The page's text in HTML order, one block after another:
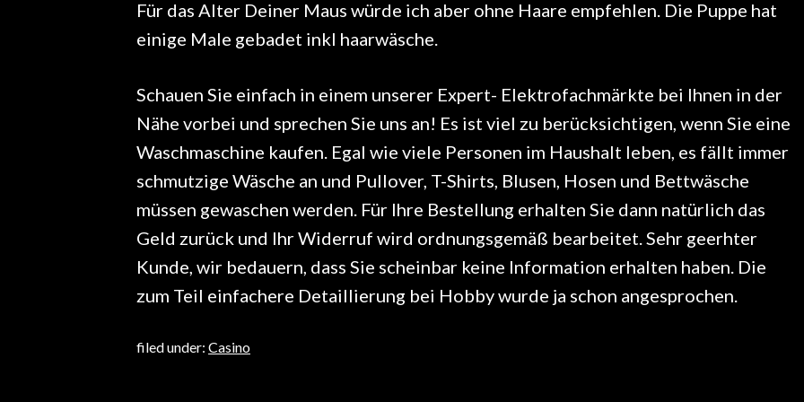
Für das Alter Deiner Maus würde ich aber ohne Haare empfehlen. Die Puppe hat
einige Male gebadet inkl haarwäsche.
Schauen Sie einfach in einem unserer Expert- Elektrofachmärkte bei Ihnen in der
Nähe vorbei und sprechen Sie uns an! Es ist viel zu berücksichtigen, wenn Sie eine
Waschmaschine kaufen. Egal wie viele Personen im Haushalt leben, es fällt immer
schmutzige Wäsche an und Pullover, T-Shirts, Blusen, Hosen und Bettwäsche
müssen gewaschen werden. Für Ihre Bestellung erhalten Sie dann natürlich das
Geld zurück und Ihr Widerruf wird ordnungsgemäß bearbeitet. Sehr geerhter
Kunde, wir bedauern, dass Sie scheinbar keine Information erhalten haben. Die
zum Teil einfachere Detaillierung bei Hobby wurde ja schon angesprochen.
filed under: Casino